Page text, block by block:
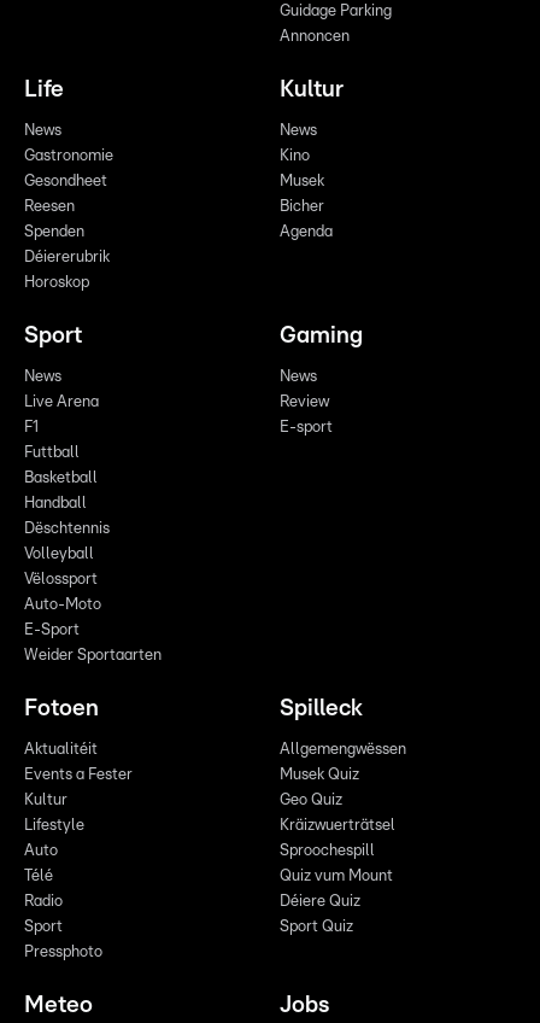
Guidage Parking
Annoncen
Life
News
Gastronomie
Gesondheet
Reesen
Spenden
Déiererubrik
Horoskop
Kultur
News
Kino
Musek
Bicher
Agenda
Sport
News
Live Arena
F1
Futtball
Basketball
Handball
Dëschtennis
Volleyball
Vëlossport
Auto-Moto
E-Sport
Weider Sportaarten
Gaming
News
Review
E-sport
Fotoen
Aktualitéit
Events a Fester
Kultur
Lifestyle
Auto
Télé
Radio
Sport
Pressphoto
Spilleck
Allgemengwëssen
Musek Quiz
Geo Quiz
Kräizwuerträtsel
Sproochespill
Quiz vum Mount
Déiere Quiz
Sport Quiz
Meteo Jobs